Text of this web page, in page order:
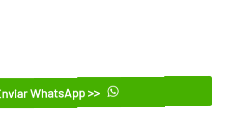
WhatsApp >>